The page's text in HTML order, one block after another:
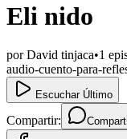
Eli nido
porDavid tinjaca•1
audio-cuento-para-
Escuchar Último
Compartir: